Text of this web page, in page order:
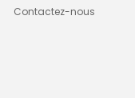
Contactez-nous